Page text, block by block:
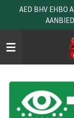
naar
de
hoofdinhoud
AED BHV EHBO